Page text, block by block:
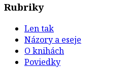
Rubriky
Len tak
Názory a eseje
O knihách
Poviedky